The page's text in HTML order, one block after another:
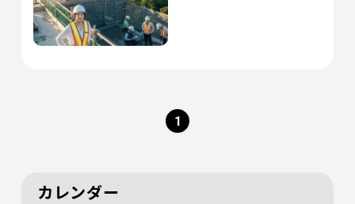
1
カレンダー